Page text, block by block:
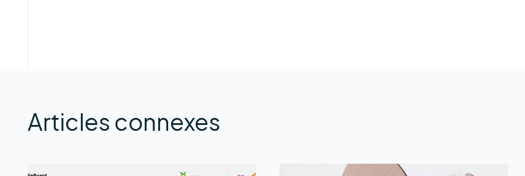
Articles connexes